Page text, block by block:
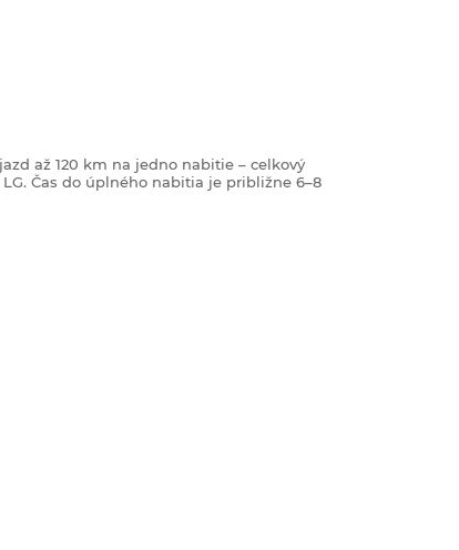
až 120 km na jedno nabitie – celkový
Čas do úplného nabitia je približne 6–8